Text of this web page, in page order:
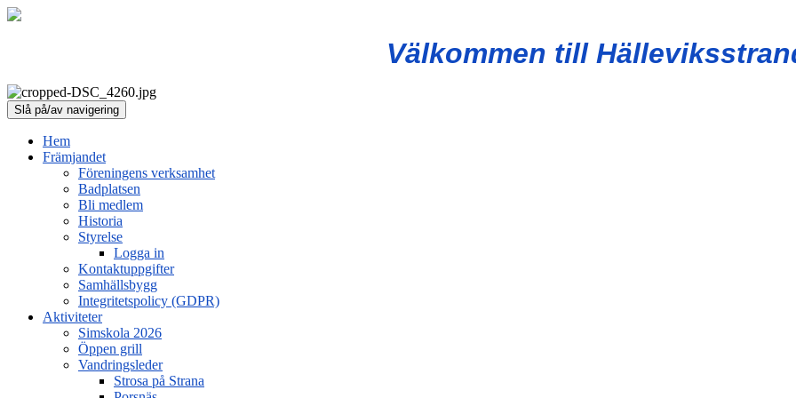
Välkommen till
Slå på/av navigering
Hem
Främjandet
Föreningens verksamhet
Badplatsen
Bli medlem
Historia
Styrelse
Logga in
Kontaktuppgifter
Samhällsbygg
Integritetspolicy (GDPR)
Aktiviteter
Simskola 2026
Öppen grill
Vandringsleder
Strosa på Strana